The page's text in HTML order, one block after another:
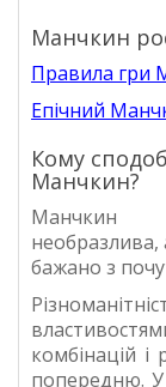
Манчкин
Правила гри
Епічний
Кому
Манчкин?
Манчкин
бажано з
комбінацій
попередню. У